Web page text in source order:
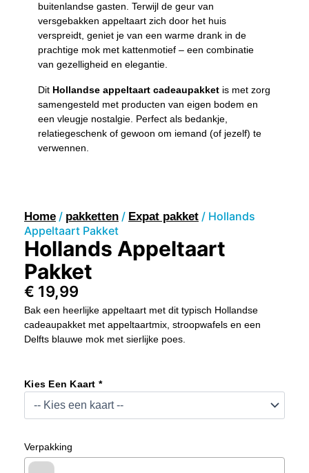
buitenlandse gasten. Terwijl de geur van
versgebakken appeltaart zich door het huis
verspreidt, geniet je van een warme drank in de
prachtige mok met kattenmotief – een combinatie
van gezelligheid en elegantie.
Dit Hollandse appeltaart cadeaupakket is met zorg
samengesteld met producten van eigen bodem en
een vleugje nostalgie. Perfect als bedankje,
relatiegeschenk of gewoon om iemand (of jezelf) te
verwennen.
Home / pakketten / Expat pakket / Hollands
Appeltaart Pakket
Hollands Appeltaart
Pakket
€ 19,99
Bak een heerlijke appeltaart met dit typisch Hollandse
cadeaupakket met appeltaartmix, stroopwafels en een
Delfts blauwe mok met sierlijke poes.
Kies Een Kaart *
Verpakking
Appeltaart
Pakket
Aantal